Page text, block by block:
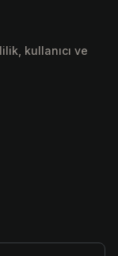
kullanıcı ve